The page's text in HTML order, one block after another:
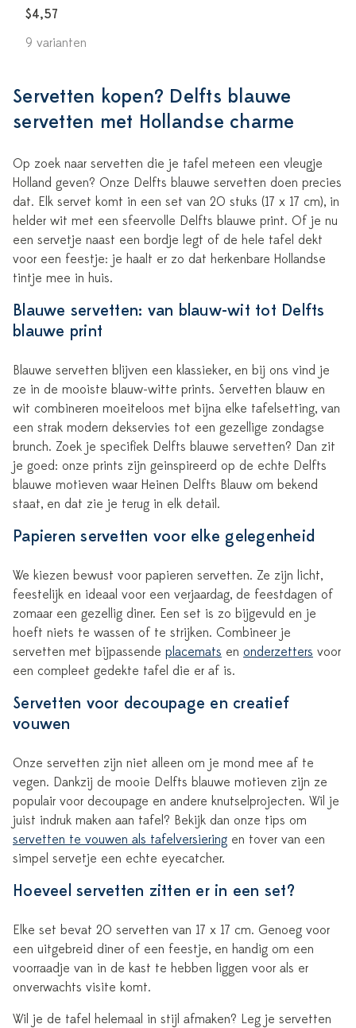
$4,57
9 varianten
Servetten kopen? Delfts blauwe
servetten met Hollandse charme
Op zoek naar servetten die je tafel meteen een vleugje
Holland geven? Onze Delfts blauwe servetten doen precies
dat. Elk servet komt in een set van 20 stuks (17 x 17 cm), in
helder wit met een sfeervolle Delfts blauwe print. Of je nu
een servetje naast een bordje legt of de hele tafel dekt
voor een feestje: je haalt er zo dat herkenbare Hollandse
tintje mee in huis.
Blauwe servetten: van blauw-wit tot Delfts
blauwe print
Blauwe servetten blijven een klassieker, en bij ons vind je
ze in de mooiste blauw-witte prints. Servetten blauw en
wit combineren moeiteloos met bijna elke tafelsetting, van
een strak modern dekservies tot een gezellige zondagse
brunch. Zoek je specifiek Delfts blauwe servetten? Dan zit
je goed: onze prints zijn geinspireerd op de echte Delfts
blauwe motieven waar Heinen Delfts Blauw om bekend
staat, en dat zie je terug in elk detail.
Papieren servetten voor elke gelegenheid
We kiezen bewust voor papieren servetten. Ze zijn licht,
feestelijk en ideaal voor een verjaardag, de feestdagen of
zomaar een gezellig diner. Een set is zo bijgevuld en je
hoeft niets te wassen of te strijken. Combineer je
servetten met bijpassende placemats en onderzetters voor
een compleet gedekte tafel die er af is.
Servetten voor decoupage en creatief
vouwen
Onze servetten zijn niet alleen om je mond mee af te
vegen. Dankzij de mooie Delfts blauwe motieven zijn ze
populair voor decoupage en andere knutselprojecten. Wil je
juist indruk maken aan tafel? Bekijk dan onze tips om
servetten te vouwen als tafelversiering en tover van een
simpel servetje een echte eyecatcher.
Hoeveel servetten zitten er in een set?
Elke set bevat 20 servetten van 17 x 17 cm. Genoeg voor
een uitgebreid diner of een feestje, en handig om een
voorraadje van in de kast te hebben liggen voor als er
onverwachts visite komt.
Wil je de tafel helemaal in stijl afmaken? Leg je servetten